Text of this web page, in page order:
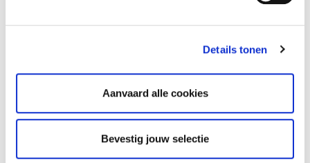
Details tonen
Aanvaard alle cookies
Bevestig jouw selectie
Murat Sahin, de vertegenwoordiger van UNICEF in Oekraïne,
inspecteert de noodvoorraden die in Lviv op 5 maart 2022.- ©